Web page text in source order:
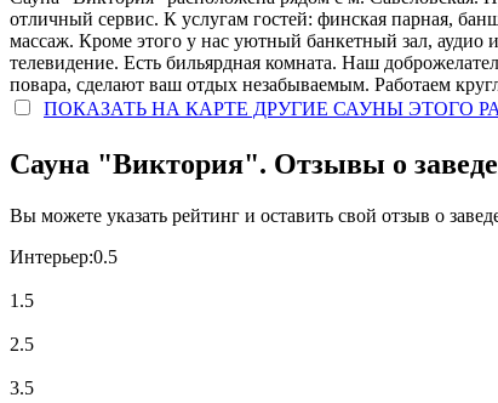
отличный сервис. К услугам гостей: финская парная,
массаж. Кроме этого у нас уютный банкетный зал, аудио
телевидение. Есть бильярдная комната. Наш
повара, сделают ваш отдых незабываемым. Работаем
ПОКАЗАТЬ НА КАРТЕ ДРУГИЕ САУНЫ ЭТОГО
Сауна "Виктория". Отзывы о
Вы можете указать рейтинг и оставить свой отзыв о
Интерьер:0.5
1.5
2.5
3.5